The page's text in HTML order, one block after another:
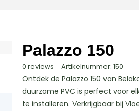
Palazzo 150
0 reviews Artikelnummer: 150
Ontdek de Palazzo 150 van
duurzame PVC is perfect voor
te installeren. Verkrijgbaar bij